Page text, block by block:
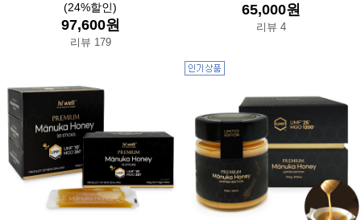
(24%할인)
97,600원
리뷰 179
65,000원
리뷰 4